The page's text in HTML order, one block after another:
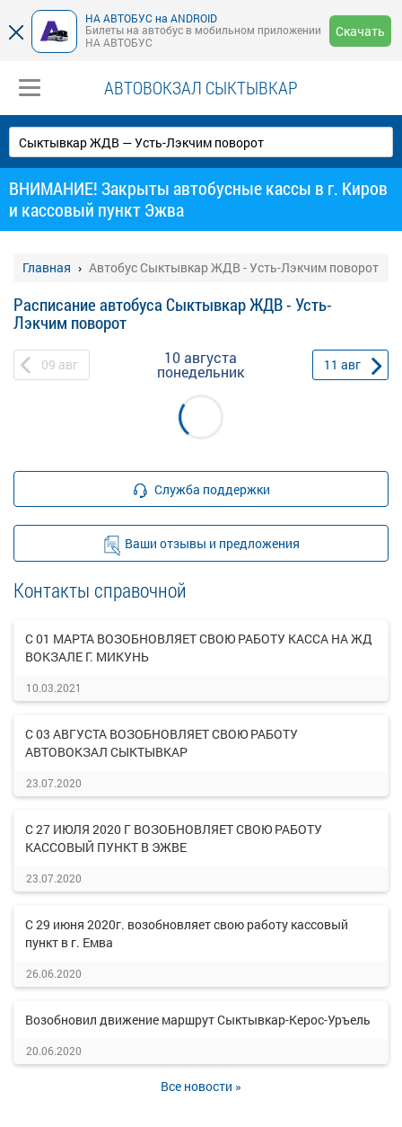
НА АВТОБУС на ANDROID
Билеты на автобус в мобильном приложении
НА АВТОБУС
Скачать
АВТОВОКЗАЛ СЫКТЫВКАР
ВНИМАНИЕ! Закрыты автобусные кассы в г. Киров
и кассовый пункт Эжва
Главная Автобус Сыктывкар ЖДВ - Усть-Лэкчим поворот
Расписание автобуса Сыктывкар ЖДВ - Усть-
Лэкчим поворот
09 авг 10 августа
понедельник 11 авг
Служба поддержки
Ваши отзывы и предложения
Контакты справочной
С 01 МАРТА ВОЗОБНОВЛЯЕТ СВОЮ РАБОТУ КАССА НА ЖД
ВОКЗАЛЕ Г. МИКУНЬ
10.03.2021
С 03 АВГУСТА ВОЗОБНОВЛЯЕТ СВОЮ РАБОТУ
АВТОВОКЗАЛ СЫКТЫВКАР
23.07.2020
С 27 ИЮЛЯ 2020 Г ВОЗОБНОВЛЯЕТ СВОЮ РАБОТУ
КАССОВЫЙ ПУНКТ В ЭЖВЕ
23.07.2020
С 29 июня 2020г. возобновляет свою работу кассовый
пункт в г. Емва
26.06.2020
Возобновил движение маршрут Сыктывкар-Керос-Уръель
20.06.2020
Все новости »